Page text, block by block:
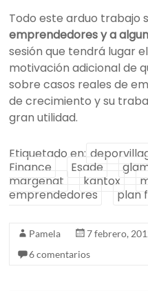
Todo este arduo trabajo
emprendedores y a
sesión que tendrá lugar
motivación adicional de
sobre casos reales de
de crecimiento y su
gran utilidad.
Etiquetado en:
Finance
Esade
margenat
kantox
emprendedores
plan
Pamela 7 febrero,
6 comentarios